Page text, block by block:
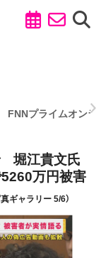
FNNプライムオンラ
堀江貴文氏
万円被害
真ギャラリー 5/6）